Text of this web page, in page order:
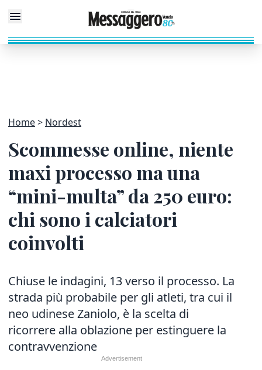
Home Nordest
Scommesse online, niente
maxi processo ma una
“mini-multa” da 250 euro:
chi sono i calciatori
coinvolti
Chiuse le indagini, 13 verso il processo. La
strada più probabile per gli atleti, tra cui il
neo udinese Zaniolo, è la scelta di
ricorrere alla oblazione per estinguere la
contravvenzione